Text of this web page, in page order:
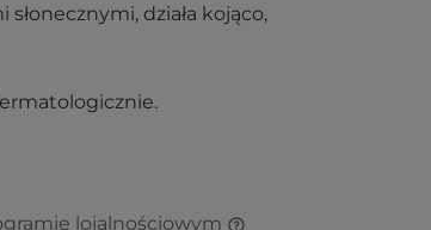
działa kojąco,
lojalnościowym